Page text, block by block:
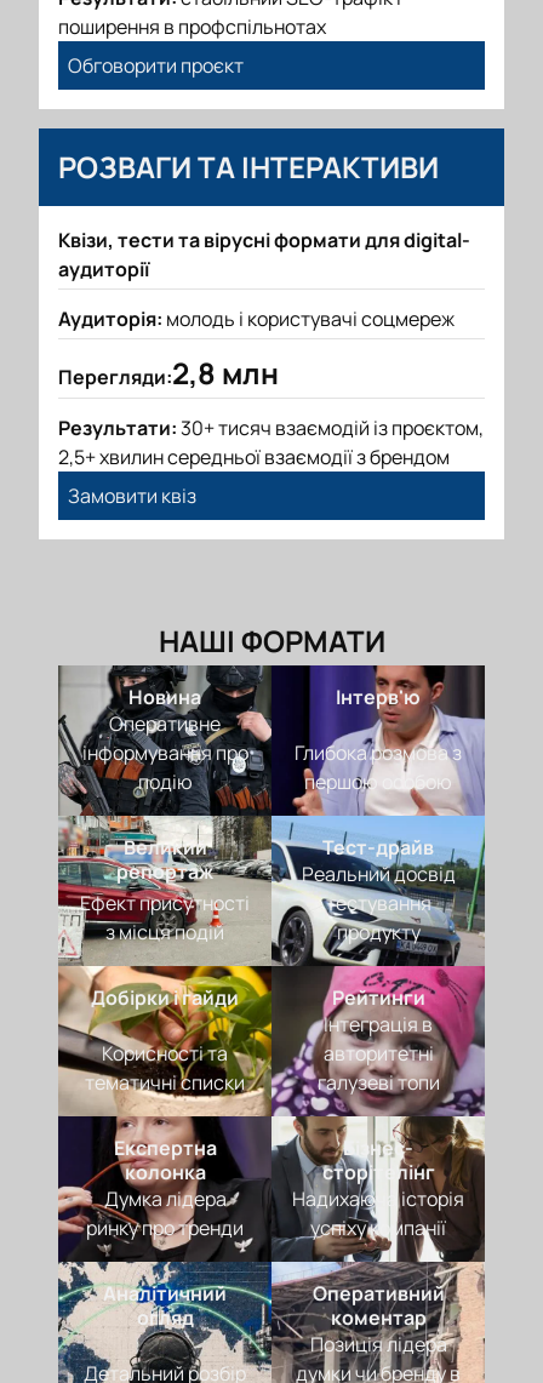
поширення в профспільнотах
Обговорити проєкт
РОЗВАГИ ТА ІНТЕРАКТИВИ
Квізи, тести та вірусні формати для digital-
аудиторії
Аудиторія: молодь і користувачі соцмереж
Перегляди:2,8 млн
Результати:30+ тисяч взаємодій із проєктом,
2,5+ хвилин середньої взаємодії з брендом
Замовити квіз
НАШІ ФОРМАТИ
Новина
Оперативне
інформування про
подію
Інтерв'ю
Глибока розмова з
першою особою
Великий
репортаж
Ефект присутності
з місця подій
Тест-драйв
Реальний досвід
тестування
продукту
Добірки і гайди
Корисності та
тематичні списки
Рейтинги
Інтеграція в
авторитетні
галузеві топи
Експертна
колонка
Думка лідера
ринку про тренди
Бізнес-
сторітелінг
Надихаюча історія
успіху компанії
Аналітичний
огляд
Детальний розбір
Оперативний
коментар
Позиція лідера
думки чи бренду в